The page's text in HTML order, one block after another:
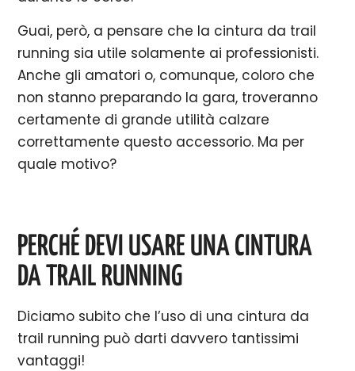
Guai, però, a pensare che la cintura da trail
running sia utile solamente ai professionisti.
Anche gli amatori o, comunque, coloro che
non stanno preparando la gara, troveranno
certamente di grande utilità calzare
correttamente questo accessorio. Ma per
quale motivo?
PERCHÉ DEVI USARE UNA CINTURA
DA TRAIL RUNNING
Diciamo subito che l’uso di una cintura da
trail running può darti davvero tantissimi
vantaggi!